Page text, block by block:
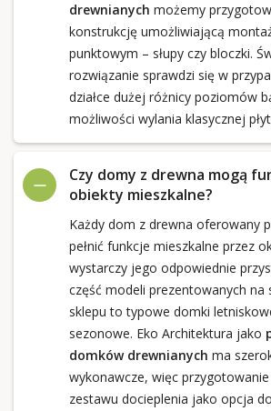
drewnianych możemy
konstrukcję umożliwiającą
punktowym – słupy czy bloczki.
rozwiązanie sprawdzi się w
działce dużej różnicy poziomów
możliwości wylania klasycznej
Czy domy z drewna mogą
obiekty mieszkalne?
Każdy dom z drewna oferowany
pełnić funkcje mieszkalne przez
wystarczy jego odpowiednie
część modeli prezentowanych na
sklepu to typowe domki
sezonowe. Eko Architektura jako
domków drewnianych ma
wykonawcze, więc
zestawu docieplenia jako opcja